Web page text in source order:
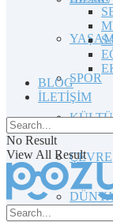
SPOR
ÇEVRE
BLOG
İLETİŞİM
No Result
View All Result